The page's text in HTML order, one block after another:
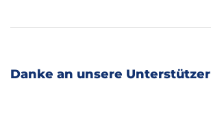
Danke an unsere Unterstützer